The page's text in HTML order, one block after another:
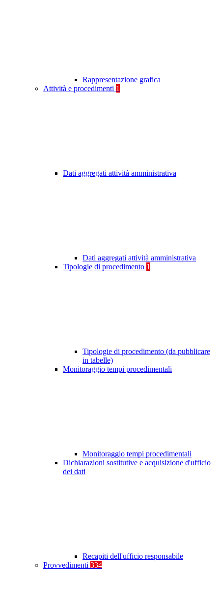
Rappresentazione grafica
Attività e procedimenti 1
Dati aggregati attività amministrativa
Dati aggregati attività amministrativa
Tipologie di procedimento 1
Tipologie di procedimento (da pubblicare
in tabelle)
Monitoraggio tempi procedimentali
Monitoraggio tempi procedimentali
Dichiarazioni sostitutive e acquisizione d'ufficio
dei dati
Recapiti dell'ufficio responsabile
Provvedimenti 334